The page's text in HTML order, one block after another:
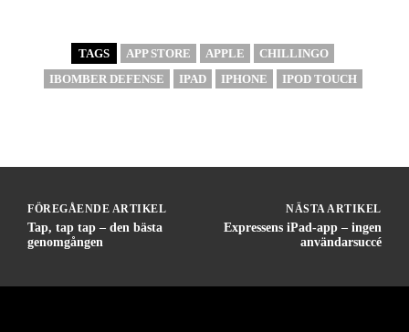
TAGS APP STORE APPLE
CHILLINGO
IBOMBER DEFENSE
IPAD IPHONE IPOD TOUCH
FÖREGÅENDE ARTIKEL
Tap, tap tap – den bästa
genomgången
NÄSTA ARTIKEL
Expressens iPad-app – ingen
användarsuccé